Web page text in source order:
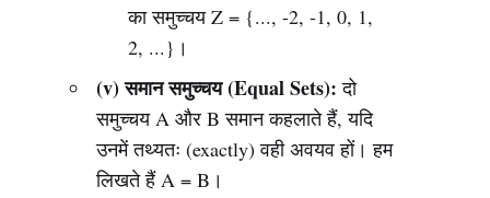
का समुच्चय Z = {..., -2, -1, 0, 1,
2, ...}।
(v) समान समुच्चय (Equal Sets): दो
समुच्चय A और B समान कहलाते हैं, यदि
उनमें तथ्यतः (exactly) वही अवयव हों। हम
लिखते हैं A = B।